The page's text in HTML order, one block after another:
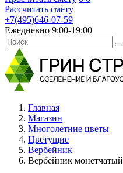
Рассчитать смету
+7(495)646-07-59
Ежедневно 9:00-19:00
Главная
Магазин
Многолетние цветы
Цветущие
Вербейник
Вербейник монетчатый